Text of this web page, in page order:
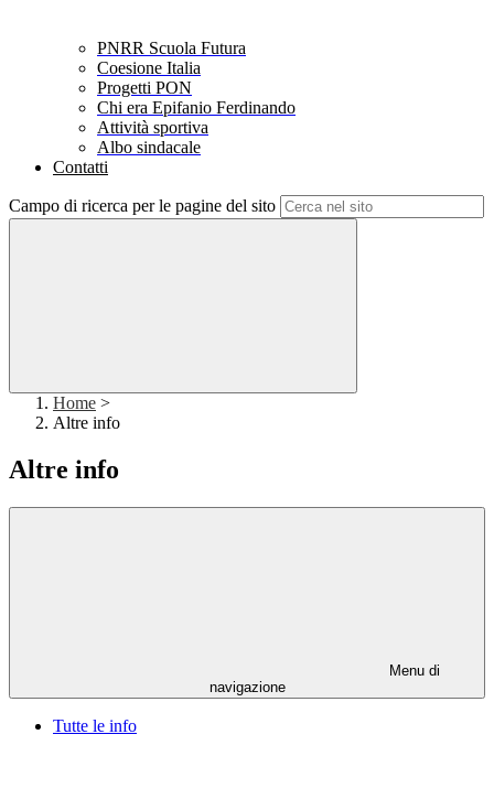
PNRR Scuola Futura
Coesione Italia
Progetti PON
Chi era Epifanio Ferdinando
Attività sportiva
Albo sindacale
Contatti
Campo di ricerca per le pagine del sito
Home >
Altre info
Altre info
Menu di
navigazione
Tutte le info